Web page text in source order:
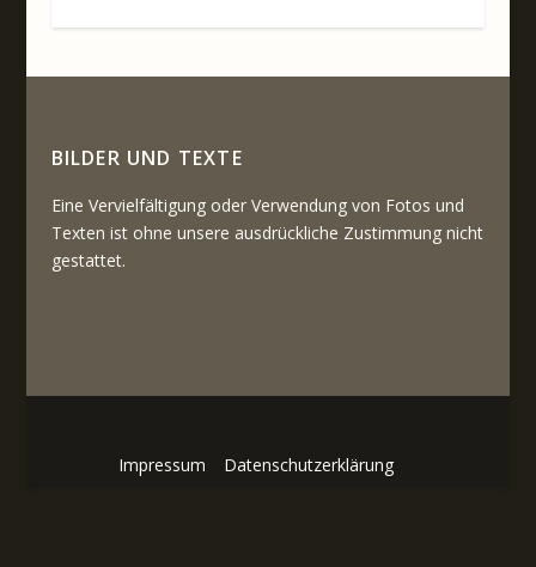
BILDER UND TEXTE
Eine Vervielfältigung oder Verwendung von Fotos und
Texten ist ohne unsere ausdrückliche Zustimmung nicht
gestattet.
Impressum Datenschutzerklärung